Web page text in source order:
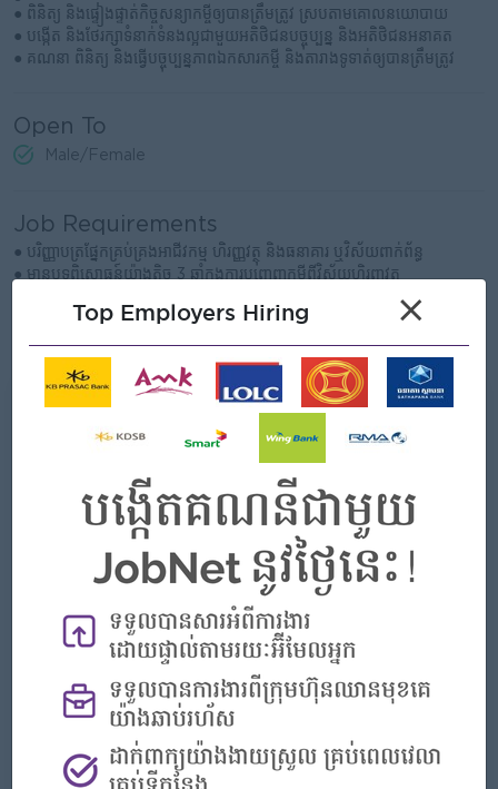
● ពិនិត្យ និងផ្ទៀងផ្ទាត់កិច្ចសន្យាកម្ចីឲ្យបានត្រឹមត្រូវ ស្របតាមគោលនយោបាយ
● បង្កើត និងថែរក្សាទំនាក់ទំនងល្អជាមួយអតិថិជនបច្ចុប្បន្ន និងអតិថិជនអនាគត
● គណនា ពិនិត្យ និងធ្វើបច្ចុប្បន្នភាពឯកសារកម្ចី និងតារាងទូទាត់ឲ្យបានត្រឹមត្រូវ
Open To
Male/Female
Job Requirements
● បរិញ្ញាបត្រផ្នែកគ្រប់គ្រងអាជីវកម្ម ហិរញ្ញវត្ថុ និងធនាគារ ឬវិស័យពាក់ព័ន្ធ
● មានបទពិសោធន៍យ៉ាងតិច 3 ឆ្នាំក្នុងការបញ្ចេញកម្ចីពីវិស័យហិរញ្ញវត្ថុ
● មានភាពរួសរាយរាក់ទាក់ អត់ធ្មត់ និងស្ម័គ្រចិត្តធ្វើការនៅតំបន់ field
What we can offer
Rewards for over performance
Highlights
An awesome company
Join a winning team
You can make a difference
Career Opportunities
Opportunities for promotion
Possibility for job training
Top Employers Hiring ×